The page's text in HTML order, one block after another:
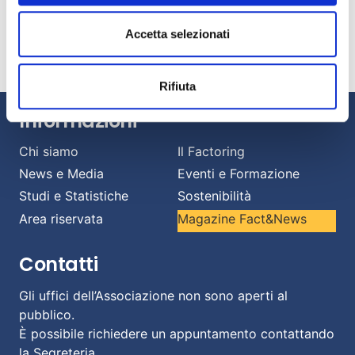
Accetta selezionati
Rifiuta
affrontare il cambiamento.
Luglio 13, 2026
Informazioni
Chi siamo
Il Factoring
News e Media
Eventi e Formazione
Studi e Statistiche
Sostenibilità
Area riservata
Magazine Fact&News
Contatti
Gli uffici dell’Associazione non sono aperti al
pubblico.
È possibile richiedere un appuntamento contattando